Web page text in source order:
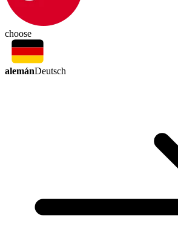
choose
alemánDeutsch